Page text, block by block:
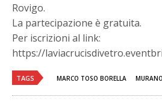
Rovigo.
La partecipazione è gratuita.
Per iscrizioni al link:
https://
TAGS MARCO TOSO BORELLA MURANO